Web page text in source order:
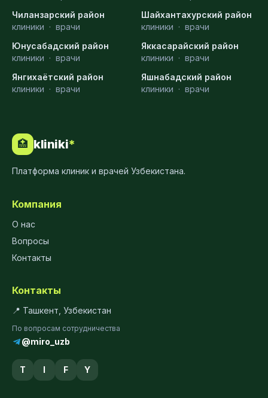
Чиланзарский район
клиники · врачи
Шайхантахурский район
клиники · врачи
Юнусабадский район
клиники · врачи
Яккасарайский район
клиники · врачи
Янгихаётский район
клиники · врачи
Яшнабадский район
клиники · врачи
🏥 kliniki*
Платформа клиник и врачей Узбекистана.
Компания
О нас
Вопросы
Контакты
Контакты
📍 Ташкент, Узбекистан
По вопросам сотрудничества
@miro_uzb
T I F Y